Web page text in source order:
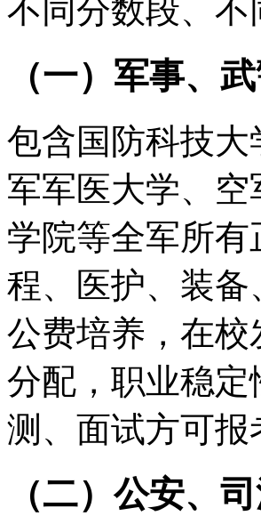
不同分数段、
（一）军事、
包含国防科技
军军医大学、
学院等全军所
程、医护、装
公费培养，在
分配，职业稳
测、面试方可报
（二）公安、